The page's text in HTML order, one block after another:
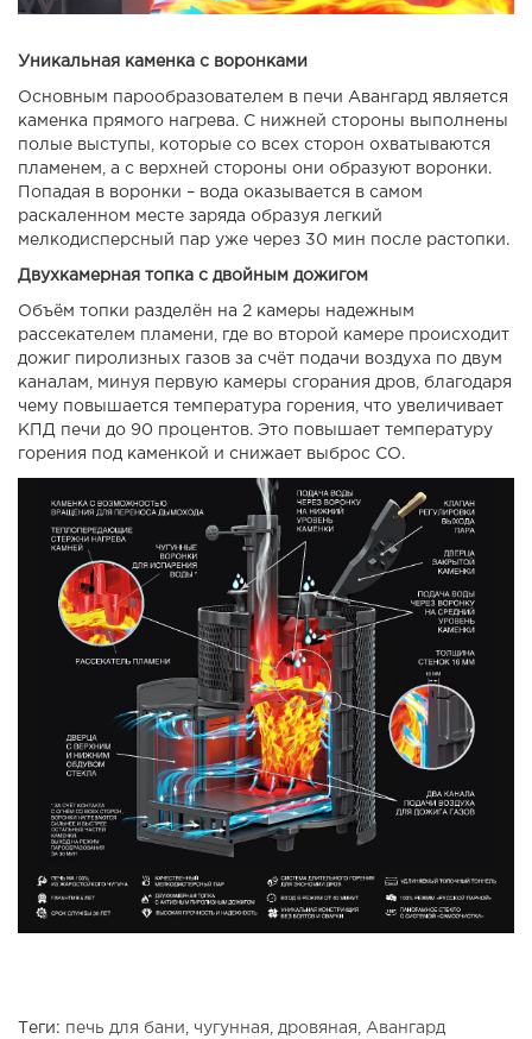
Уникальная каменка с воронками
Основным парообразователем в печи Авангард является
каменка прямого нагрева. С нижней стороны выполнены
полые выступы, которые со всех сторон охватываются
пламенем, а с верхней стороны они образуют воронки.
Попадая в воронки – вода оказывается в самом
раскаленном месте заряда образуя легкий
мелкодисперсный пар уже через 30 мин после растопки.
Двухкамерная топка с двойным дожигом
Объём топки разделён на 2 камеры надежным
рассекателем пламени, где во второй камере происходит
дожиг пиролизных газов за счёт подачи воздуха по двум
каналам, минуя первую камеры сгорания дров, благодаря
чему повышается температура горения, что увеличивает
КПД печи до 90 процентов. Это повышает температуру
горения под каменкой и снижает выброс СО.
Теги: печь для бани , чугунная , дровяная , Авангард